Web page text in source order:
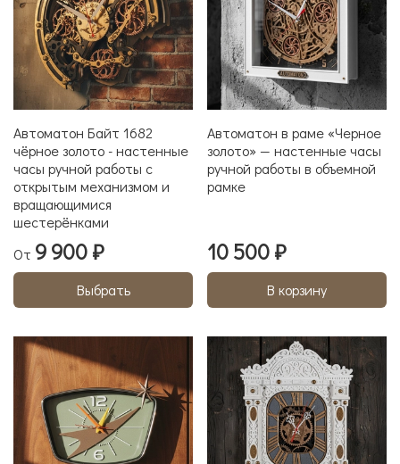
Автоматон Байт 1682
чёрное золото - настенные
часы ручной работы с
открытым механизмом и
вращающимися
шестерёнками
От 9 900 ₽
Выбрать
Автоматон в раме «Черное
золото» — настенные часы
ручной работы в объемной
рамке
10 500 ₽
В корзину